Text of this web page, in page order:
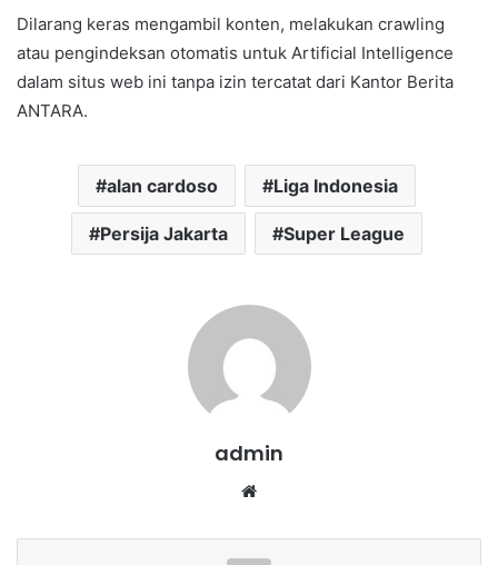
Dilarang keras mengambil konten, melakukan crawling
atau pengindeksan otomatis untuk Artificial Intelligence
dalam situs web ini tanpa izin tercatat dari Kantor Berita
ANTARA.
alan cardoso Liga Indonesia
Persija Jakarta Super League
admin
te